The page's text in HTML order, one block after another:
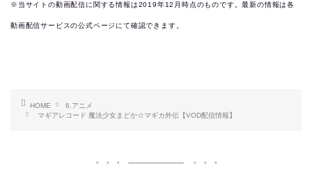
※当サイトの動画配信に関する情報は2019年12月時点のものです。最新の情報は各
動画配信サービスの公式ページにて確認できます。
HOME
6.アニメ
マギアレコード 魔法少女まどか☆マギカ外伝【VOD配信情報】